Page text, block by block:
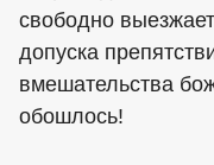
свободно
допуска
вмешательства
обошлось!